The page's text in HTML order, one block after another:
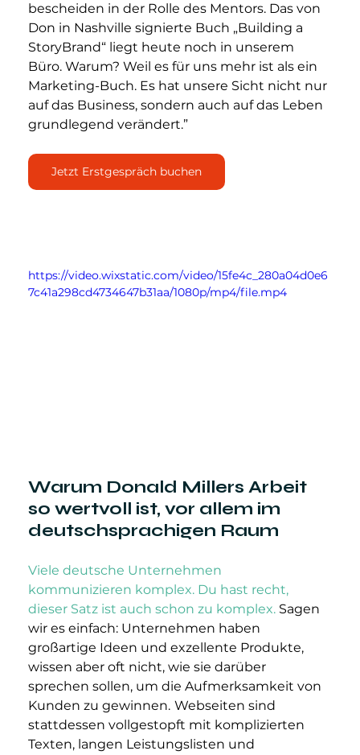
bescheiden in der Rolle des Mentors. Das von
Don in Nashville signierte Buch „Building a
StoryBrand“ liegt heute noch in unserem
Büro. Warum? Weil es für uns mehr ist als ein
Marketing-Buch. Es hat unsere Sicht nicht nur
auf das Business, sondern auch auf das Leben
grundlegend verändert.”
Jetzt Erstgespräch buchen
https://video.wixstatic.com/video/15fe4c_280a04d0e6
7c41a298cd4734647b31aa/1080p/mp4/file.mp4
Warum Donald Millers Arbeit
so wertvoll ist, vor allem im
deutschsprachigen Raum
Viele deutsche Unternehmen
kommunizieren komplex. Du hast recht,
dieser Satz ist auch schon zu komplex. Sagen
wir es einfach: Unternehmen haben
großartige Ideen und exzellente Produkte,
wissen aber oft nicht, wie sie darüber
sprechen sollen, um die Aufmerksamkeit von
Kunden zu gewinnen. Webseiten sind
stattdessen vollgestopft mit komplizierten
Texten, langen Leistungslisten und